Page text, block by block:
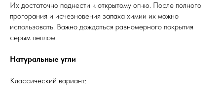
Их достаточно поднести к открытому огню. После полного
прогорания и исчезновения запаха химии их можно
использовать. Важно дождаться равномерного покрытия
серым пеплом.
Натуральные угли
Классический вариант: